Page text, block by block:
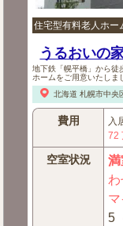
住宅型有料老人ホー
うるおいの
地下鉄「幌平橋」から徒
ホームをご用意いたしま
北海道 札幌市中央
費用 入
72
空室状況 満
5